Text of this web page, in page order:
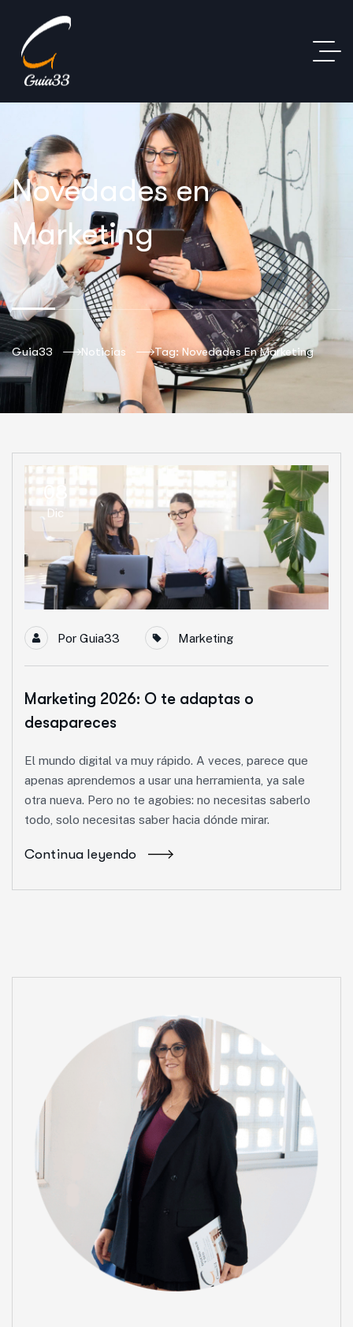
Novedades en
Marketing
Guia33 Noticias Tag: Novedades En Marketing
08
Dic
Por Guia33 Marketing
Marketing 2026: O te adaptas o
desapareces
El mundo digital va muy rápido. A veces, parece que
apenas aprendemos a usar una herramienta, ya sale
otra nueva. Pero no te agobies: no necesitas saberlo
todo, solo necesitas saber hacia dónde mirar.
Continua leyendo